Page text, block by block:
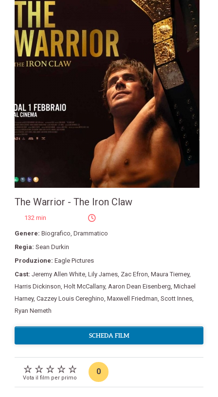
The Warrior - The Iron Claw
132 min
Genere: Biografico Drammatico
Regia: Sean Durkin
Produzione: Eagle Pictures
Cast: Jeremy Allen White Lily James Zac Efron Maura Tierney,
Harris Dickinson Holt McCallany, Aaron Dean Eisenberg Michael
Harney, Cazzey Louis Cereghino Maxwell Friedman Scott Innes
Ryan Nemeth
SCHEDA FILM
Vota il film per primo
0